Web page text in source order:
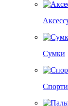
Сумки